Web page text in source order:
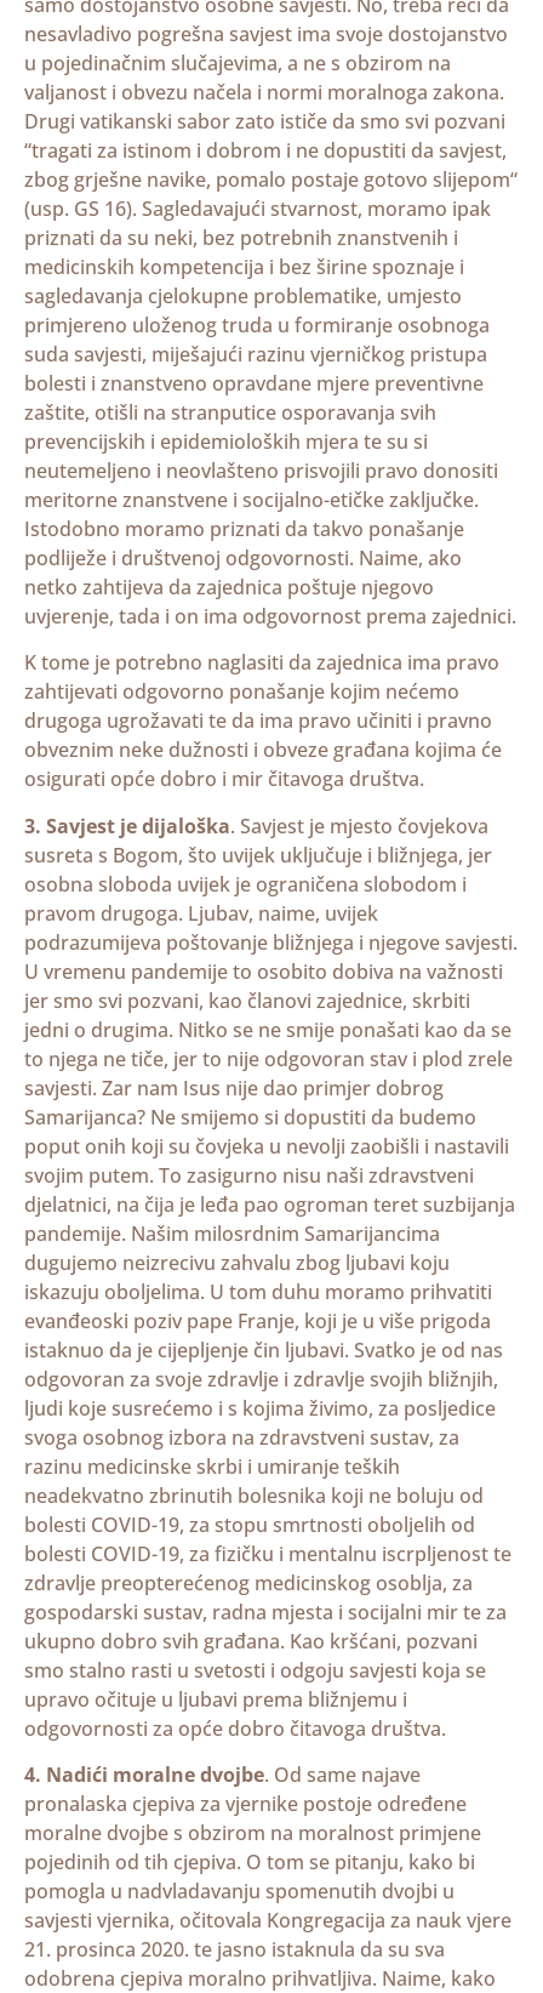
nesavladivo pogrešna savjest ima svoje dostojanstvo
u pojedinačnim slučajevima, a ne s obzirom na
valjanost i obvezu načela i normi moralnoga zakona.
Drugi vatikanski sabor zato ističe da smo svi pozvani
“tragati za istinom i dobrom i ne dopustiti da savjest,
zbog grješne navike, pomalo postaje gotovo slijepom“
(usp. GS 16). Sagledavajući stvarnost, moramo ipak
priznati da su neki, bez potrebnih znanstvenih i
medicinskih kompetencija i bez širine spoznaje i
sagledavanja cjelokupne problematike, umjesto
primjereno uloženog truda u formiranje osobnoga
suda savjesti, miješajući razinu vjerničkog pristupa
bolesti i znanstveno opravdane mjere preventivne
zaštite, otišli na stranputice osporavanja svih
prevencijskih i epidemioloških mjera te su si
neutemeljeno i neovlašteno prisvojili pravo donositi
meritorne znanstvene i socijalno-etičke zaključke.
Istodobno moramo priznati da takvo ponašanje
podliježe i društvenoj odgovornosti. Naime, ako
netko zahtijeva da zajednica poštuje njegovo
uvjerenje, tada i on ima odgovornost prema zajednici.
K tome je potrebno naglasiti da zajednica ima pravo
zahtijevati odgovorno ponašanje kojim nećemo
drugoga ugrožavati te da ima pravo učiniti i pravno
obveznim neke dužnosti i obveze građana kojima će
osigurati opće dobro i mir čitavoga društva.
3. Savjest je dijaloška. Savjest je mjesto čovjekova
susreta s Bogom, što uvijek uključuje i bližnjega, jer
osobna sloboda uvijek je ograničena slobodom i
pravom drugoga. Ljubav, naime, uvijek
podrazumijeva poštovanje bližnjega i njegove savjesti.
U vremenu pandemije to osobito dobiva na važnosti
jer smo svi pozvani, kao članovi zajednice, skrbiti
jedni o drugima. Nitko se ne smije ponašati kao da se
to njega ne tiče, jer to nije odgovoran stav i plod zrele
savjesti. Zar nam Isus nije dao primjer dobrog
Samarijanca? Ne smijemo si dopustiti da budemo
poput onih koji su čovjeka u nevolji zaobišli i nastavili
svojim putem. To zasigurno nisu naši zdravstveni
djelatnici, na čija je leđa pao ogroman teret suzbijanja
pandemije. Našim milosrdnim Samarijancima
dugujemo neizrecivu zahvalu zbog ljubavi koju
iskazuju oboljelima. U tom duhu moramo prihvatiti
evanđeoski poziv pape Franje, koji je u više prigoda
istaknuo da je cijepljenje čin ljubavi. Svatko je od nas
odgovoran za svoje zdravlje i zdravlje svojih bližnjih,
ljudi koje susrećemo i s kojima živimo, za posljedice
svoga osobnog izbora na zdravstveni sustav, za
razinu medicinske skrbi i umiranje teških
neadekvatno zbrinutih bolesnika koji ne boluju od
bolesti COVID-19, za stopu smrtnosti oboljelih od
bolesti COVID-19, za fizičku i mentalnu iscrpljenost te
zdravlje preopterećenog medicinskog osoblja, za
gospodarski sustav, radna mjesta i socijalni mir te za
ukupno dobro svih građana. Kao kršćani, pozvani
smo stalno rasti u svetosti i odgoju savjesti koja se
upravo očituje u ljubavi prema bližnjemu i
odgovornosti za opće dobro čitavoga društva.
4. Nadići moralne dvojbe. Od same najave
pronalaska cjepiva za vjernike postoje određene
moralne dvojbe s obzirom na moralnost primjene
pojedinih od tih cjepiva. O tom se pitanju, kako bi
pomogla u nadvladavanju spomenutih dvojbi u
savjesti vjernika, očitovala Kongregacija za nauk vjere
21. prosinca 2020. te jasno istaknula da su sva
odobrena cjepiva moralno prihvatljiva. Naime, kako